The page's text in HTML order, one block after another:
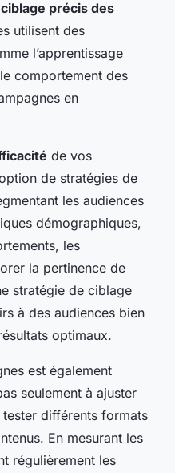
ciblage précis des
utilisent des
l’apprentissage
comportement des
en
de vos
de stratégies de
les audiences
démographiques,
les
la pertinence de
stratégie de ciblage
à des audiences bien
optimaux.
est également
seulement à ajuster
tester différents formats
En mesurant les
régulièrement les